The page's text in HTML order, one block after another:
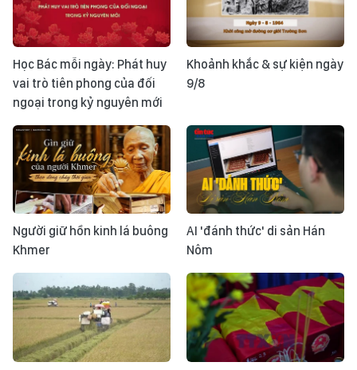
Học Bác mỗi ngày: Phát huy
vai trò tiên phong của đối
ngoại trong kỷ nguyên mới
Khoảnh khắc & sự kiện ngày
9/8
Người giữ hồn kinh lá buông
Khmer
AI 'đánh thức' di sản Hán
Nôm